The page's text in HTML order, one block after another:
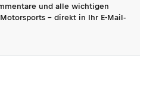
und alle wichtigen
- direkt in Ihr E-Mail-